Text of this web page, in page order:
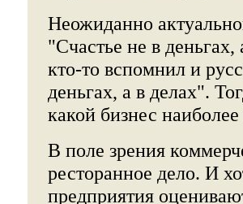
Неожиданно
"Счастье не в
кто-то вспомнил и
деньгах, а в делах".
какой бизнес
В поле зрения
ресторанное дело. И
предприятия